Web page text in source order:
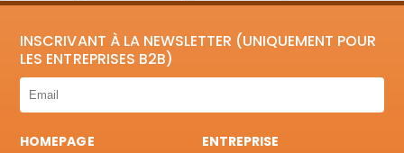
INSCRIVANT À LA NEWSLETTER (UNIQUEMENT POUR
LES ENTREPRISES B2B)
HOMEPAGE
ENTREPRISE